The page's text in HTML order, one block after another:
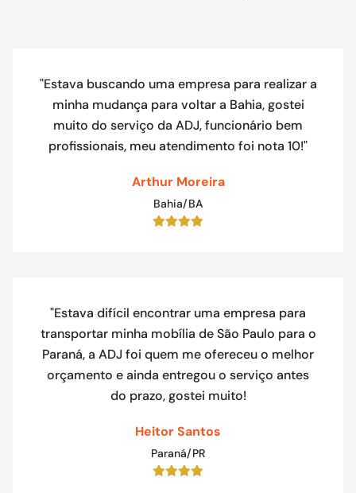
"Estava buscando uma empresa para realizar a
minha mudança para voltar a Bahia, gostei
muito do serviço da ADJ, funcionário bem
profissionais, meu atendimento foi nota 10!"
Arthur Moreira
Bahia/BA
"Estava difícil encontrar uma empresa para
transportar minha mobília de São Paulo para o
Paraná, a ADJ foi quem me ofereceu o melhor
orçamento e ainda entregou o serviço antes
do prazo, gostei muito!
Heitor Santos
Paraná/PR